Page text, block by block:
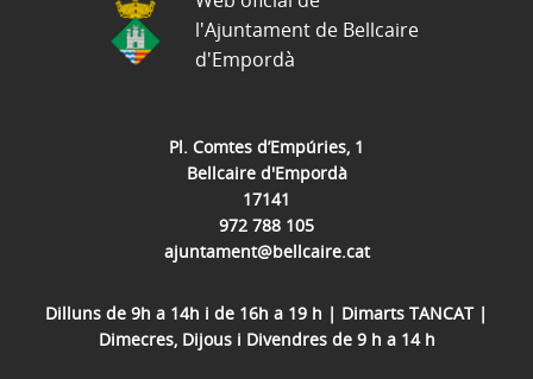
Pl. Comtes d’Empúries, 1
Bellcaire d'Empordà
17141
972 788 105
ajuntament@bellcaire.cat
Dilluns de 9h a 14h i de 16h a 19 h | Dimarts TANCAT |
Dimecres, Dijous i Divendres de 9 h a 14 h
l'Ajuntament de Bellcaire
d'Empordà